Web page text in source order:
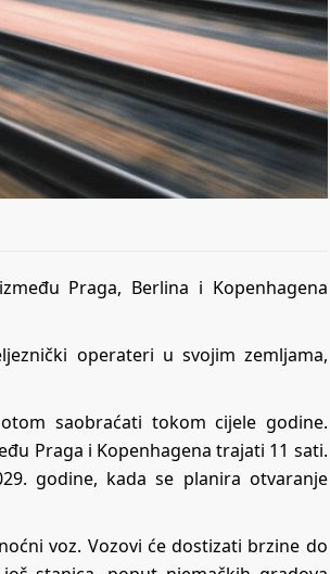
Praga, Berlina i Kopenhagena
operateri u svojim zemljama,
saobraćati tokom cijele godine.
Praga i Kopenhagena trajati 11 sati.
godine, kada se planira otvaranje
voz. Vozovi će dostizati brzine do